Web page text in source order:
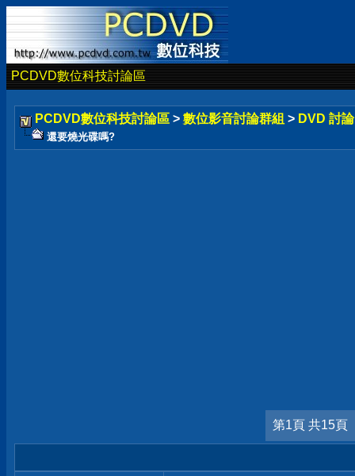
PCDVD數位科技討論區
PCDVD數位科技討論區 > 數位影音討論群組 > DVD 討
還要燒光碟嗎?
第1頁 共15頁